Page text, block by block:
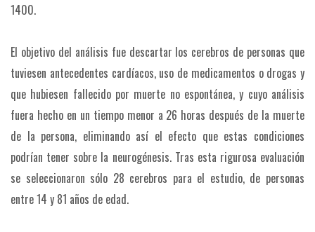
1400.
El objetivo del análisis fue descartar los cerebros de personas que
tuviesen antecedentes cardíacos, uso de medicamentos o drogas y
que hubiesen fallecido por muerte no espontánea, y cuyo análisis
fuera hecho en un tiempo menor a 26 horas después de la muerte
de la persona, eliminando así el efecto que estas condiciones
podrían tener sobre la neurogénesis. Tras esta rigurosa evaluación
se seleccionaron sólo 28 cerebros para el estudio, de personas
entre 14 y 81 años de edad.